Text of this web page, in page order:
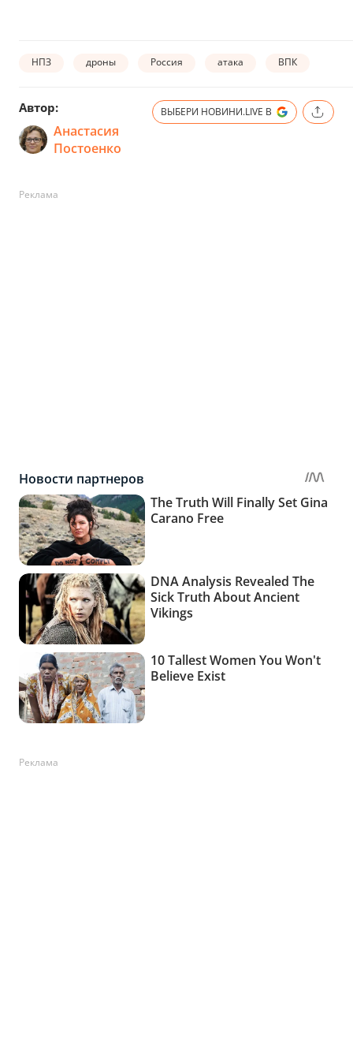
НПЗ дроны Россия атака ВПК
Автор:
Анастасия
Постоенко
ВЫБЕРИ НОВИНИ.LIVE В
Реклама
Реклама